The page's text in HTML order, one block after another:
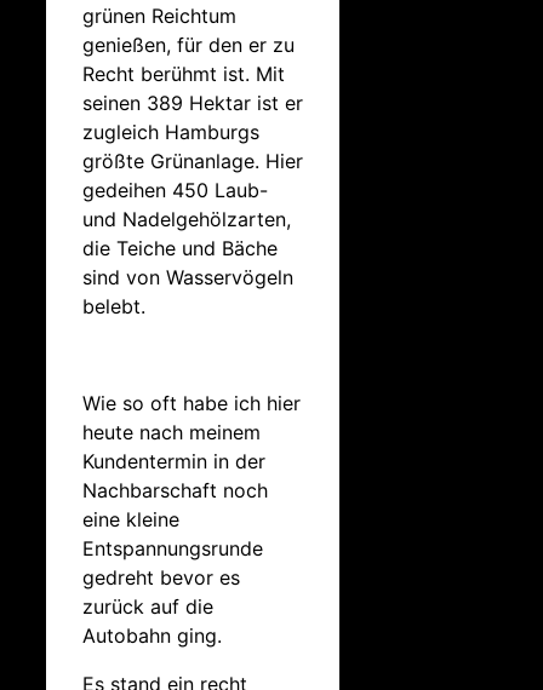
grünen Reichtum
genießen, für den er zu
Recht berühmt ist. Mit
seinen 389 Hektar ist er
zugleich Hamburgs
größte Grünanlage. Hier
gedeihen 450 Laub-
und Nadelgehölzarten,
die Teiche und Bäche
sind von Wasservögeln
belebt.
Wie so oft habe ich hier
heute nach meinem
Kundentermin in der
Nachbarschaft noch
eine kleine
Entspannungsrunde
gedreht bevor es
zurück auf die
Autobahn ging.
Es stand ein recht